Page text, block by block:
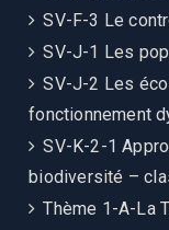
SV-F-3 Le
SV-J-1 Les
SV-J-2 Les
fonctionnement
SV-K-2-1
biodiversité –
Thème 1-A-La